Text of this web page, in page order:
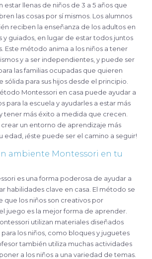
estar llenas de niños de 3 a 5 años que
las cosas por sí mismos. Los alumnos
reciben la enseñanza de los adultos en
y guiados, en lugar de estar todos juntos
Este método anima a los niños a tener
y a ser independientes, y puede ser
las familias ocupadas que quieren
sólida para sus hijos desde el principio.
Montessori en casa puede ayudar a
para la escuela y ayudarles a estar más
tener más éxito a medida que crecen.
crear un entorno de aprendizaje más
edad, ¡éste puede ser el camino a seguir!
ambiente Montessori en tu
es una forma poderosa de ayudar a
habilidades clave en casa. El método se
que los niños son creativos por
juego es la mejor forma de aprender.
utilizan materiales diseñados
los niños, como bloques y juguetes
también utiliza muchas actividades
a los niños a una variedad de temas.